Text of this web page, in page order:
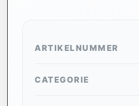
ARTIKELNUMMER
CATEGORIE